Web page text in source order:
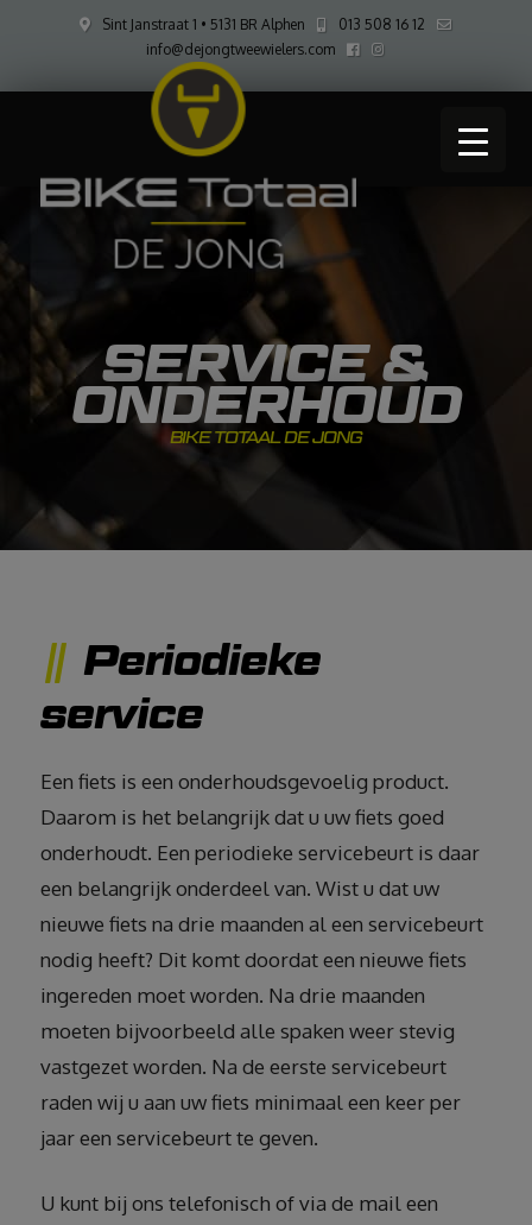
Sint Janstraat 1 • 5131 BR Alphen
013 508 16 12
info@dejongtweewielers.com
SERVICE &
ONDERHOUD
BIKE TOTAAL DE JONG
Periodieke
service
Een fiets is een onderhoudsgevoelig product.
Daarom is het belangrijk dat u uw fiets goed
onderhoudt. Een periodieke servicebeurt is daar
een belangrijk onderdeel van. Wist u dat uw
nieuwe fiets na drie maanden al een servicebeurt
nodig heeft? Dit komt doordat een nieuwe fiets
ingereden moet worden. Na drie maanden
moeten bijvoorbeeld alle spaken weer stevig
vastgezet worden. Na de eerste servicebeurt
raden wij u aan uw fiets minimaal een keer per
jaar een servicebeurt te geven.
U kunt bij ons telefonisch of via de mail een